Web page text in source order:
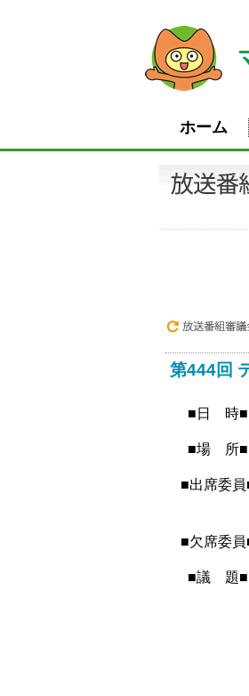
ホーム
第444回
■日 時■
■場 所■
■出席委員
■欠席委員
■議 題■